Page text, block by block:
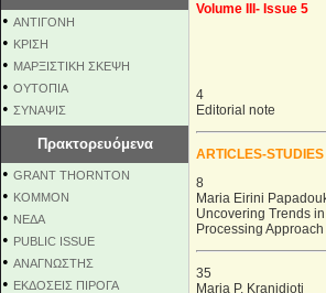
• ΑΝΤΙΓΟΝΗ
• ΚΡΙΣΗ
• ΜΑΡΞΙΣΤΙΚΗ ΣΚΕΨΗ
• ΟΥΤΟΠΙΑ
• ΣΥΝΑΨΙΣ
Πρακτορευόμενα
• GRANT THORNTON
• KOMMON
• NEΔΑ
• PUBLIC ISSUE
• ΑΝΑΓΝΩΣΤΗΣ
• ΕΚΔΟΣΕΙΣ ΠΙΡΟΓΑ
Volume III- Issue 5
4
Editorial note
ARTICLES-STUDIES
8
Maria Eirini
Uncovering Trends
Processing
35
Maria P. Kranidioti